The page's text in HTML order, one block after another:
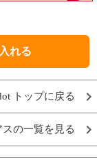
れる
トップに戻る
スの一覧を見る